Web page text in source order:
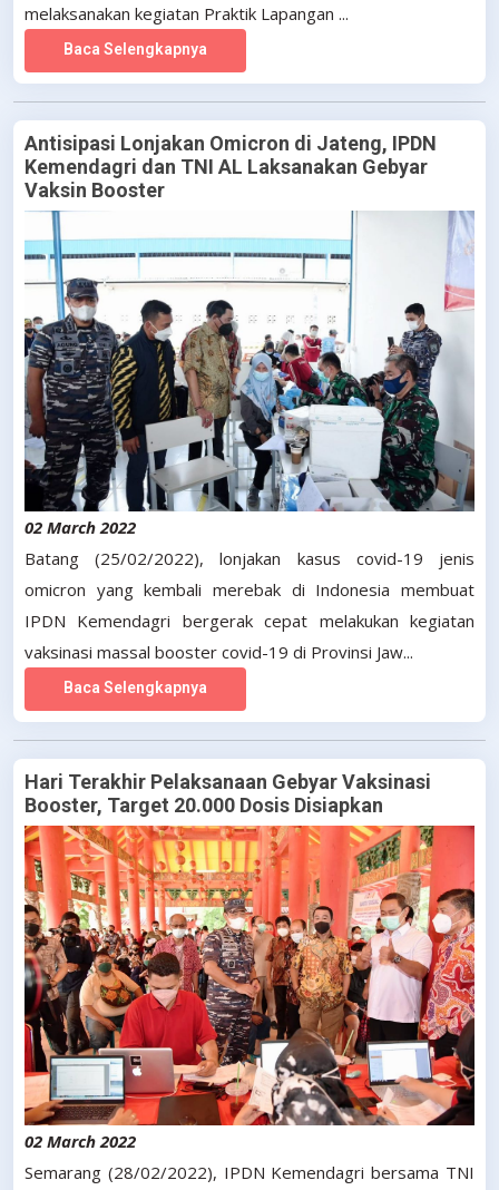
melaksanakan kegiatan Praktik Lapangan ...
Baca Selengkapnya
Antisipasi Lonjakan Omicron di Jateng, IPDN
Kemendagri dan TNI AL Laksanakan Gebyar
Vaksin Booster
02 March 2022
Batang (25/02/2022), lonjakan kasus covid-19 jenis
omicron yang kembali merebak di Indonesia membuat
IPDN Kemendagri bergerak cepat melakukan kegiatan
vaksinasi massal booster covid-19 di Provinsi Jaw...
Baca Selengkapnya
Hari Terakhir Pelaksanaan Gebyar Vaksinasi
Booster, Target 20.000 Dosis Disiapkan
02 March 2022
Semarang (28/02/2022), IPDN Kemendagri bersama TNI